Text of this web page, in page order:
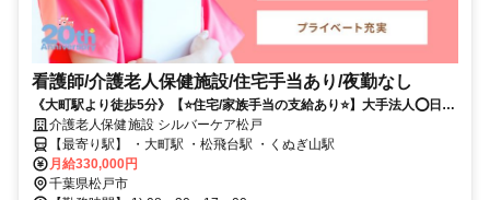
看護師/介護老人保健施設/住宅手当あり/夜勤なし
《大町駅より徒歩5分》【⭐住宅/家族手当の支給あり⭐】大手法人⭕日勤
のみで働きやすい❗️老健でのお仕事です✨
介護老人保健施設 シルバーケア松戸
【最寄り駅】 ・大町駅 ・松飛台駅 ・くぬぎ山駅
月給330,000円
千葉県松戸市